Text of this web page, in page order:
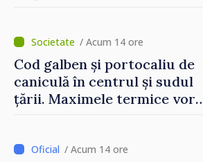
/ Acum 14 ore
Cod galben și portocaliu de
caniculă în centrul și sudul
țării. Maximele termice vor
/ Acum 14 ore